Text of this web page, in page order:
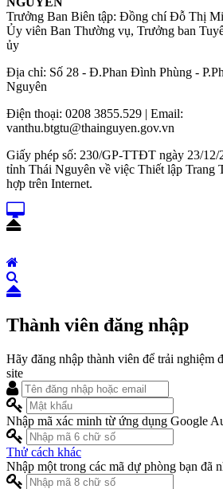
Trưởng Ban Biên tập: Đồng chí Đỗ Thị
Ủy viên Ban Thường vụ, Trưởng ban
ủy
Địa chỉ: Số 28 - Đ.Phan Đình Phùng -
Nguyên
Điện thoại: 0208 3855.529 | Email:
vanthu.btgtu@thainguyen.gov.vn
Giấy phép số: 230/GP-TTĐT ngày 23/
tỉnh Thái Nguyên về việc Thiết lập Trang
hợp trên Internet.
Thành viên đăng nhập
Hãy đăng nhập thành viên để trải nghiệm
site
Nhập mã xác minh từ ứng dụng Google
Thử cách khác
Nhập một trong các mã dự phòng bạn đã